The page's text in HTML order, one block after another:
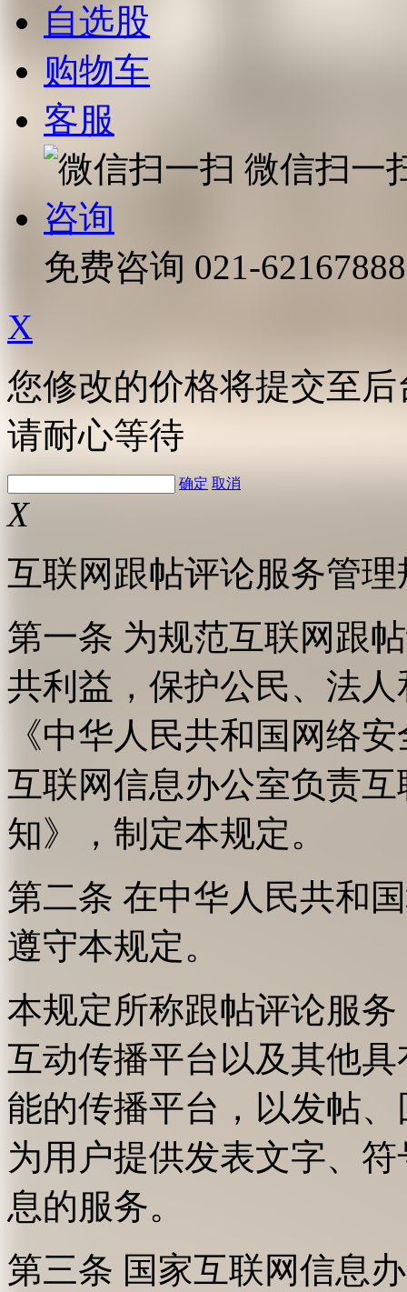
自选股
购物车
客服
微信扫一
咨询
免费咨询 021-62167888
X
您修改的价格将提交至
请耐心等待
确定 取消
X
互联网跟帖评论服务管理
第一条 为规范互联网跟
共利益，保护公民、法
《中华人民共和国网络
互联网信息办公室负责
知》，制定本规定。
第二条 在中华人民共和
遵守本规定。
本规定所称跟帖评论服
互动传播平台以及其他
能的传播平台，以发帖
为用户提供发表文字、
息的服务。
第三条 国家互联网信息